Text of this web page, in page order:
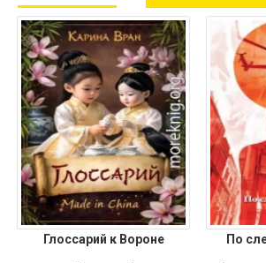
Глоссарий к Вороне
По